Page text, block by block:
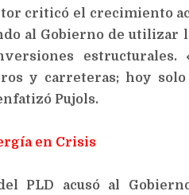
criticó el crecimiento
al Gobierno de
estructurales.
y carreteras; hoy
Pujols.
en Crisis
PLD acusó al